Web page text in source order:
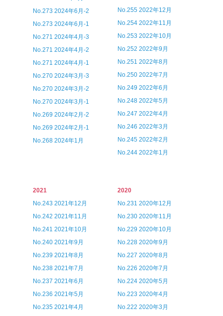
No.273 2024年6月-2
No.273 2024年6月-1
No.271 2024年4月-3
No.271 2024年4月-2
No.271 2024年4月-1
No.270 2024年3月-3
No.270 2024年3月-2
No.270 2024年3月-1
No.269 2024年2月-2
No.269 2024年2月-1
No.268 2024年1月
No.255 2022年12月
No.254 2022年11月
No.253 2022年10月
No.252 2022年9月
No.251 2022年8月
No.250 2022年7月
No.249 2022年6月
No.248 2022年5月
No.247 2022年4月
No.246 2022年3月
No.245 2022年2月
No.244 2022年1月
2021
No.243 2021年12月
No.242 2021年11月
No.241 2021年10月
No.240 2021年9月
No.239 2021年8月
No.238 2021年7月
No.237 2021年6月
No.236 2021年5月
No.235 2021年4月
2020
No.231 2020年12月
No.230 2020年11月
No.229 2020年10月
No.228 2020年9月
No.227 2020年8月
No.226 2020年7月
No.224 2020年5月
No.223 2020年4月
No.222 2020年3月